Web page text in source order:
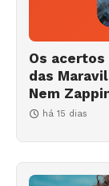
Os acertos
das
Nem
há 15 dias